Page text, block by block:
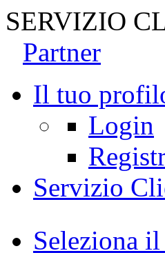
SERVIZIO
Partner
Il tuo
Login
Servizio
Seleziona